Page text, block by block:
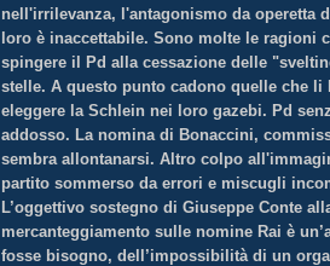
nell'irrilevanza, l'antagonismo da operetta
loro è inaccettabile. Sono molte le ragioni
spingere il Pd alla cessazione delle
stelle. A questo punto cadono quelle che li
eleggere la Schlein nei loro gazebi. Pd
addosso. La nomina di Bonaccini,
sembra allontanarsi. Altro colpo
partito sommerso da errori e miscugli
L’oggettivo sostegno di Giuseppe Conte
mercanteggiamento sulle nomine Rai è
fosse bisogno, dell’impossibilità di un